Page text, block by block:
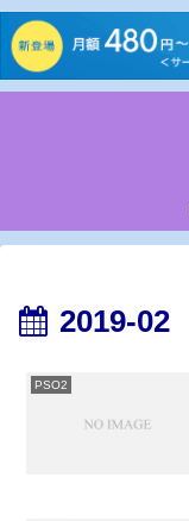
2019-02
PSO2